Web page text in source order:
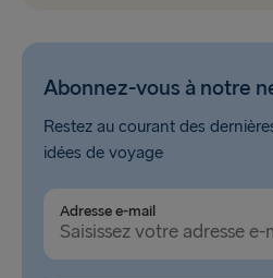
Abonnez-vous à notre
Restez au courant des
idées de voyage
Adresse e-mail